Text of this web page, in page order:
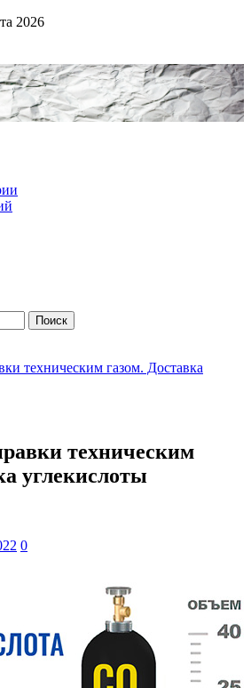
2026
Поиск
техническим газом. Доставка
техническим
углекислоты
0